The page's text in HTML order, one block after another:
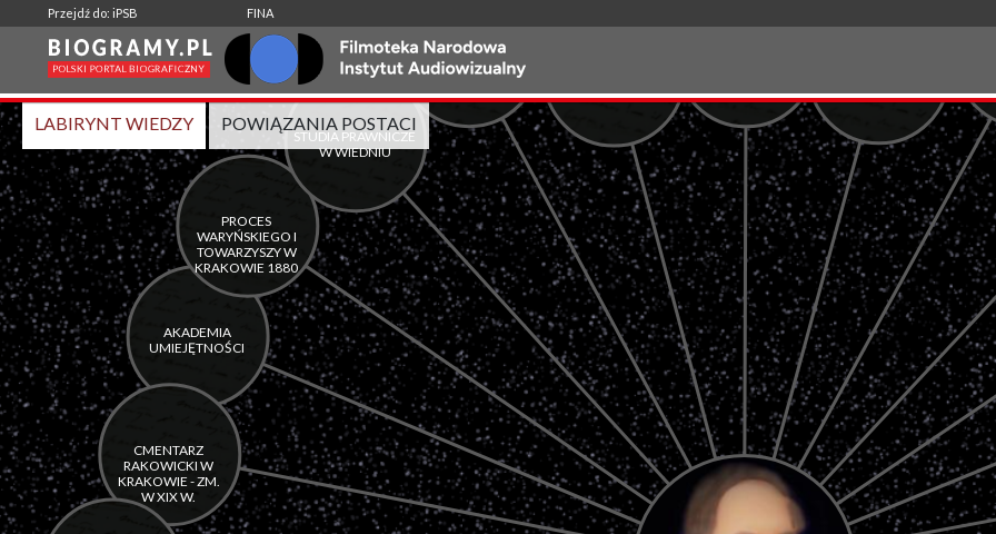
Przejdź do: iPSB FINA
LABIRYNT WIEDZY POWIĄZANIA POSTACI
-|
Wspólne aktywności: